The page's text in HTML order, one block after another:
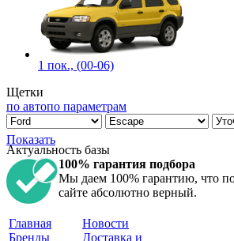
1 пок., (00-06)
Щетки
по автопо параметрам
Показать
Актуальность базы
100% гарантия подбора
Мы даем 100% гарантию, что
сайте абсолютно верный.
Главная
Бренды
Новости
Доставка и